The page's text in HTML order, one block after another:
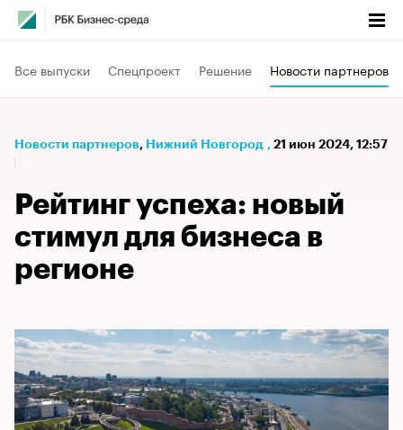
Все выпуски Спецпроект Решение Новости партнеров
Новости партнеров⁠, Нижний Новгород , 21 июн 2024, 12:57
Рейтинг успеха: новый
стимул для бизнеса в
регионе